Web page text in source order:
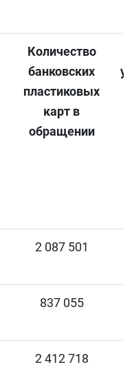
Количество
банковских
пластиковых
карт в
обращении
2 087 501
837 055
2 412 718